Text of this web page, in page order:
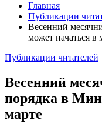
Главная
Публикации
Весенний
может начаться в
Публикации читателей
Весенний
порядка в
марте